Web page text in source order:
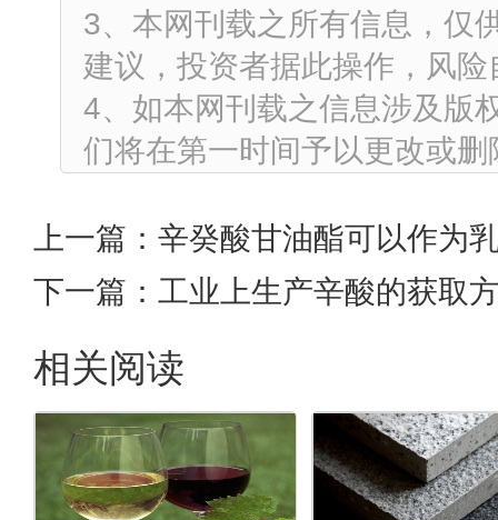
3、本网刊载之所有信息，仅
建议，投资者据此操作，风险
4、如本网刊载之信息涉及版
们将在第一时间予以更改或删
上一篇： 辛癸酸甘油酯可以作为
下一篇： 工业上生产辛酸的获取
相关阅读